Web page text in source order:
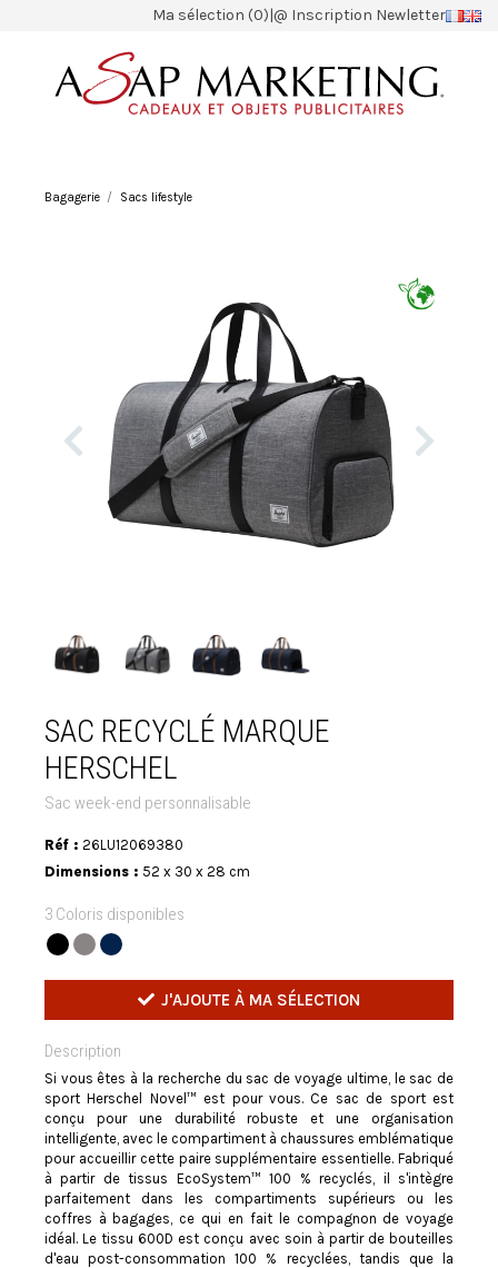
Ma sélection (0)|@ Inscription Newletter
Bagagerie Sacs lifestyle
SAC RECYCLÉ MARQUE
HERSCHEL
Sac week-end personnalisable
Réf : 26LU12069380
Dimensions : 52 x 30 x 28 cm
3 Coloris disponibles
J'AJOUTE À MA SÉLECTION
Description
Si vous êtes à la recherche du sac de voyage ultime, le sac de
sport Herschel Novel™ est pour vous. Ce sac de sport est
conçu pour une durabilité robuste et une organisation
intelligente, avec le compartiment à chaussures emblématique
pour accueillir cette paire supplémentaire essentielle. Fabriqué
à partir de tissus EcoSystem™ 100 % recyclés, il s'intègre
parfaitement dans les compartiments supérieurs ou les
coffres à bagages, ce qui en fait le compagnon de voyage
idéal. Le tissu 600D est conçu avec soin à partir de bouteilles
d'eau post-consommation 100 % recyclées, tandis que la